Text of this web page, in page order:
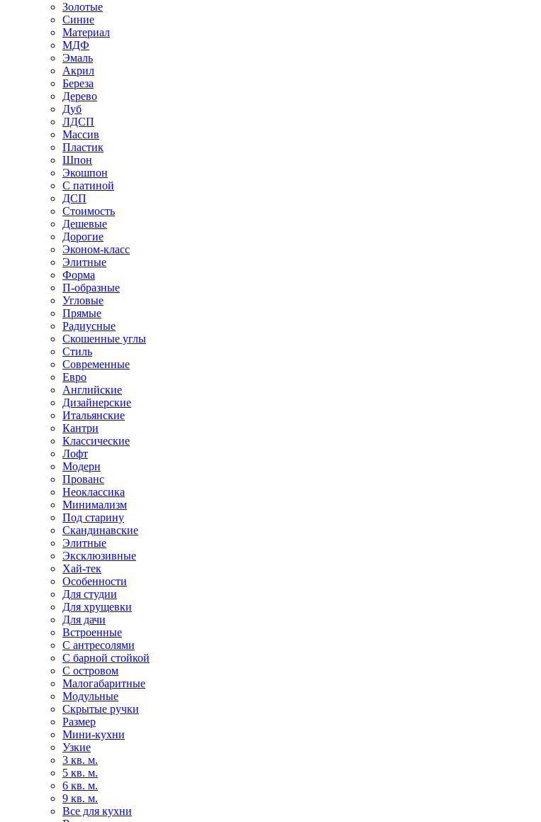
Золотые
Синие
Материал
МДФ
Эмаль
Акрил
Береза
Дерево
Дуб
ЛДСП
Массив
Пластик
Шпон
Экошпон
С патиной
ДСП
Стоимость
Дешевые
Дорогие
Эконом-класс
Элитные
Форма
П-образные
Угловые
Прямые
Радиусные
Скошенные углы
Стиль
Современные
Евро
Английские
Дизайнерские
Итальянские
Кантри
Классические
Лофт
Модерн
Прованс
Неоклассика
Минимализм
Под старину
Скандинавские
Элитные
Эксклюзивные
Хай-тек
Особенности
Для студии
Для хрущевки
Для дачи
Встроенные
С антресолями
С барной стойкой
С островом
Малогабаритные
Модульные
Скрытые ручки
Размер
Мини-кухни
Узкие
3 кв. м.
5 кв. м.
6 кв. м.
9 кв. м.
Все для кухни